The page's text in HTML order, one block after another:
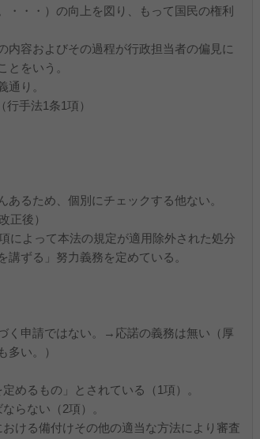
・・）の向上を図り、もって国民の権利
容およびその過程が行政担当者の偏見に
をいう。
り。
手法1条1項）
るため、個別にチェックする他ない。
正後）
によって本法の規定が適用除外された処分
ずる」努力義務を定めている。
く申請ではない。→応諾の義務は無い（厚
い。）
めるもの」とされている（1項）。
らない（2項）。
ける備付けその他の適当な方法により審査